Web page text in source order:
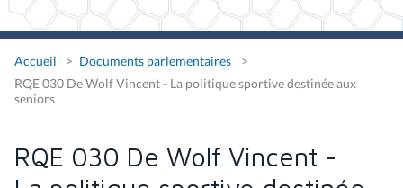
Accueil
Documents parlementaires
RQE 030 De Wolf Vincent - La politique sportive destinée aux
seniors
RQE 030 De Wolf Vincent -